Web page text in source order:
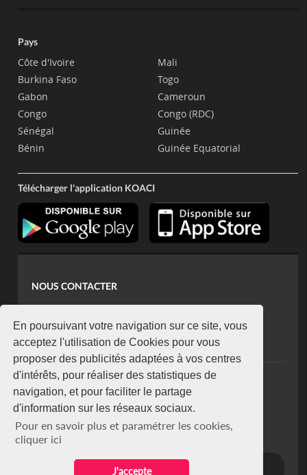
En poursuivant votre navigation sur ce site, vous
acceptez l'utilisation de Cookies pour vous
proposer des publicités adaptées à vos centres
d'intérêts, pour réaliser des statistiques de
navigation, et pour faciliter le partage
d'information sur les réseaux sociaux.
Pour en savoir plus et paramétrer les cookies,
cliquer ici
J'accepte
Pays
Côte d'Ivoire
Burkina Faso
Gabon
Congo
Sénégal
Bénin
Mali
Togo
Cameroun
Congo (RDC)
Guinée
Guinée Equatorial
Télécharger l'application KOACI
NOUS CONTACTER
koaci@yahoo.fr
+225 07 08 85 52 93
NEWSLETTER
Restez connecté via notre newsletter
S'abonner
Se désabonner